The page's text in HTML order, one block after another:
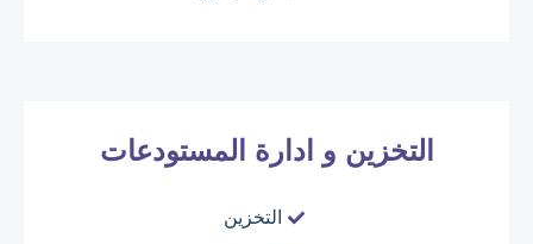
التخزين و ادارة المستودعات
التخزين